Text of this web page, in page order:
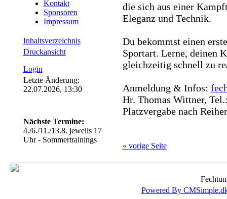
Kontakt
Sponsoren
Impressum
Inhaltsverzeichnis
Druckansicht
Login
Letzte Änderung:
22.07.2026, 13:30
Nächste Termine:
4./6./11./13.8. jeweils 17
Uhr - Sommertrainings
die sich aus einer
Eleganz und Technik.
Du bekommst einen
Sportart. Lerne, deinen
gleichzeitig schnell zu
Anmeldung & Infos:
Hr. Thomas Wittner,
Platzvergabe nach
« vorige Seite
Powered By